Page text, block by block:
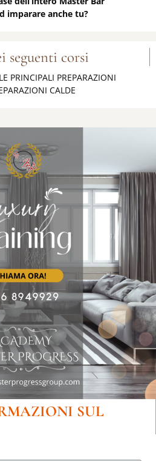
imparare anche tu?
seguenti corsi
PRINCIPALI PREPARAZIONI
CALDE
SUL